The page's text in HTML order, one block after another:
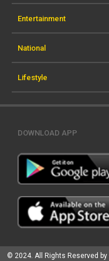
Entertainment
National
Lifestyle
DOWNLOAD APP
© 2024. All Rights Reserved by